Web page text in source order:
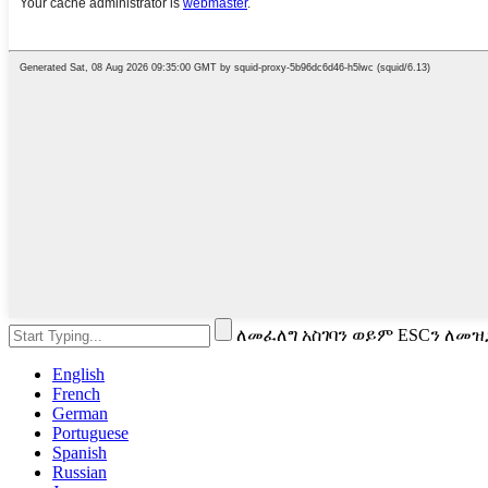
ለመፈለግ አስገባን ወይም ESCን
English
French
German
Portuguese
Spanish
Russian